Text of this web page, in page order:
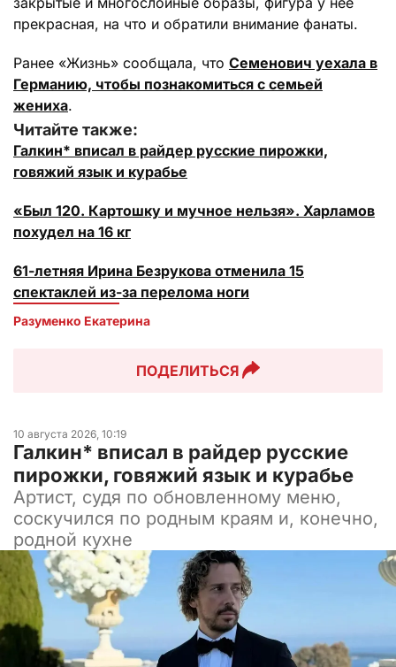
прекрасная, на что и обратили внимание фанаты.
Ранее «Жизнь» сообщала, что Семенович уехала в
Германию, чтобы познакомиться с семьей
жениха.
Читайте также:
Галкин* вписал в райдер русские пирожки,
говяжий язык и курабье
«Был 120. Картошку и мучное нельзя». Харламов
похудел на 16 кг
61-летняя Ирина Безрукова отменила 15
спектаклей из-за перелома ноги
Разуменко Екатерина
ПОДЕЛИТЬСЯ
10 августа 2026, 10:19
Галкин* вписал в райдер русские
пирожки, говяжий язык и курабье
Артист, судя по обновленному меню,
соскучился по родным краям и, конечно,
родной кухне